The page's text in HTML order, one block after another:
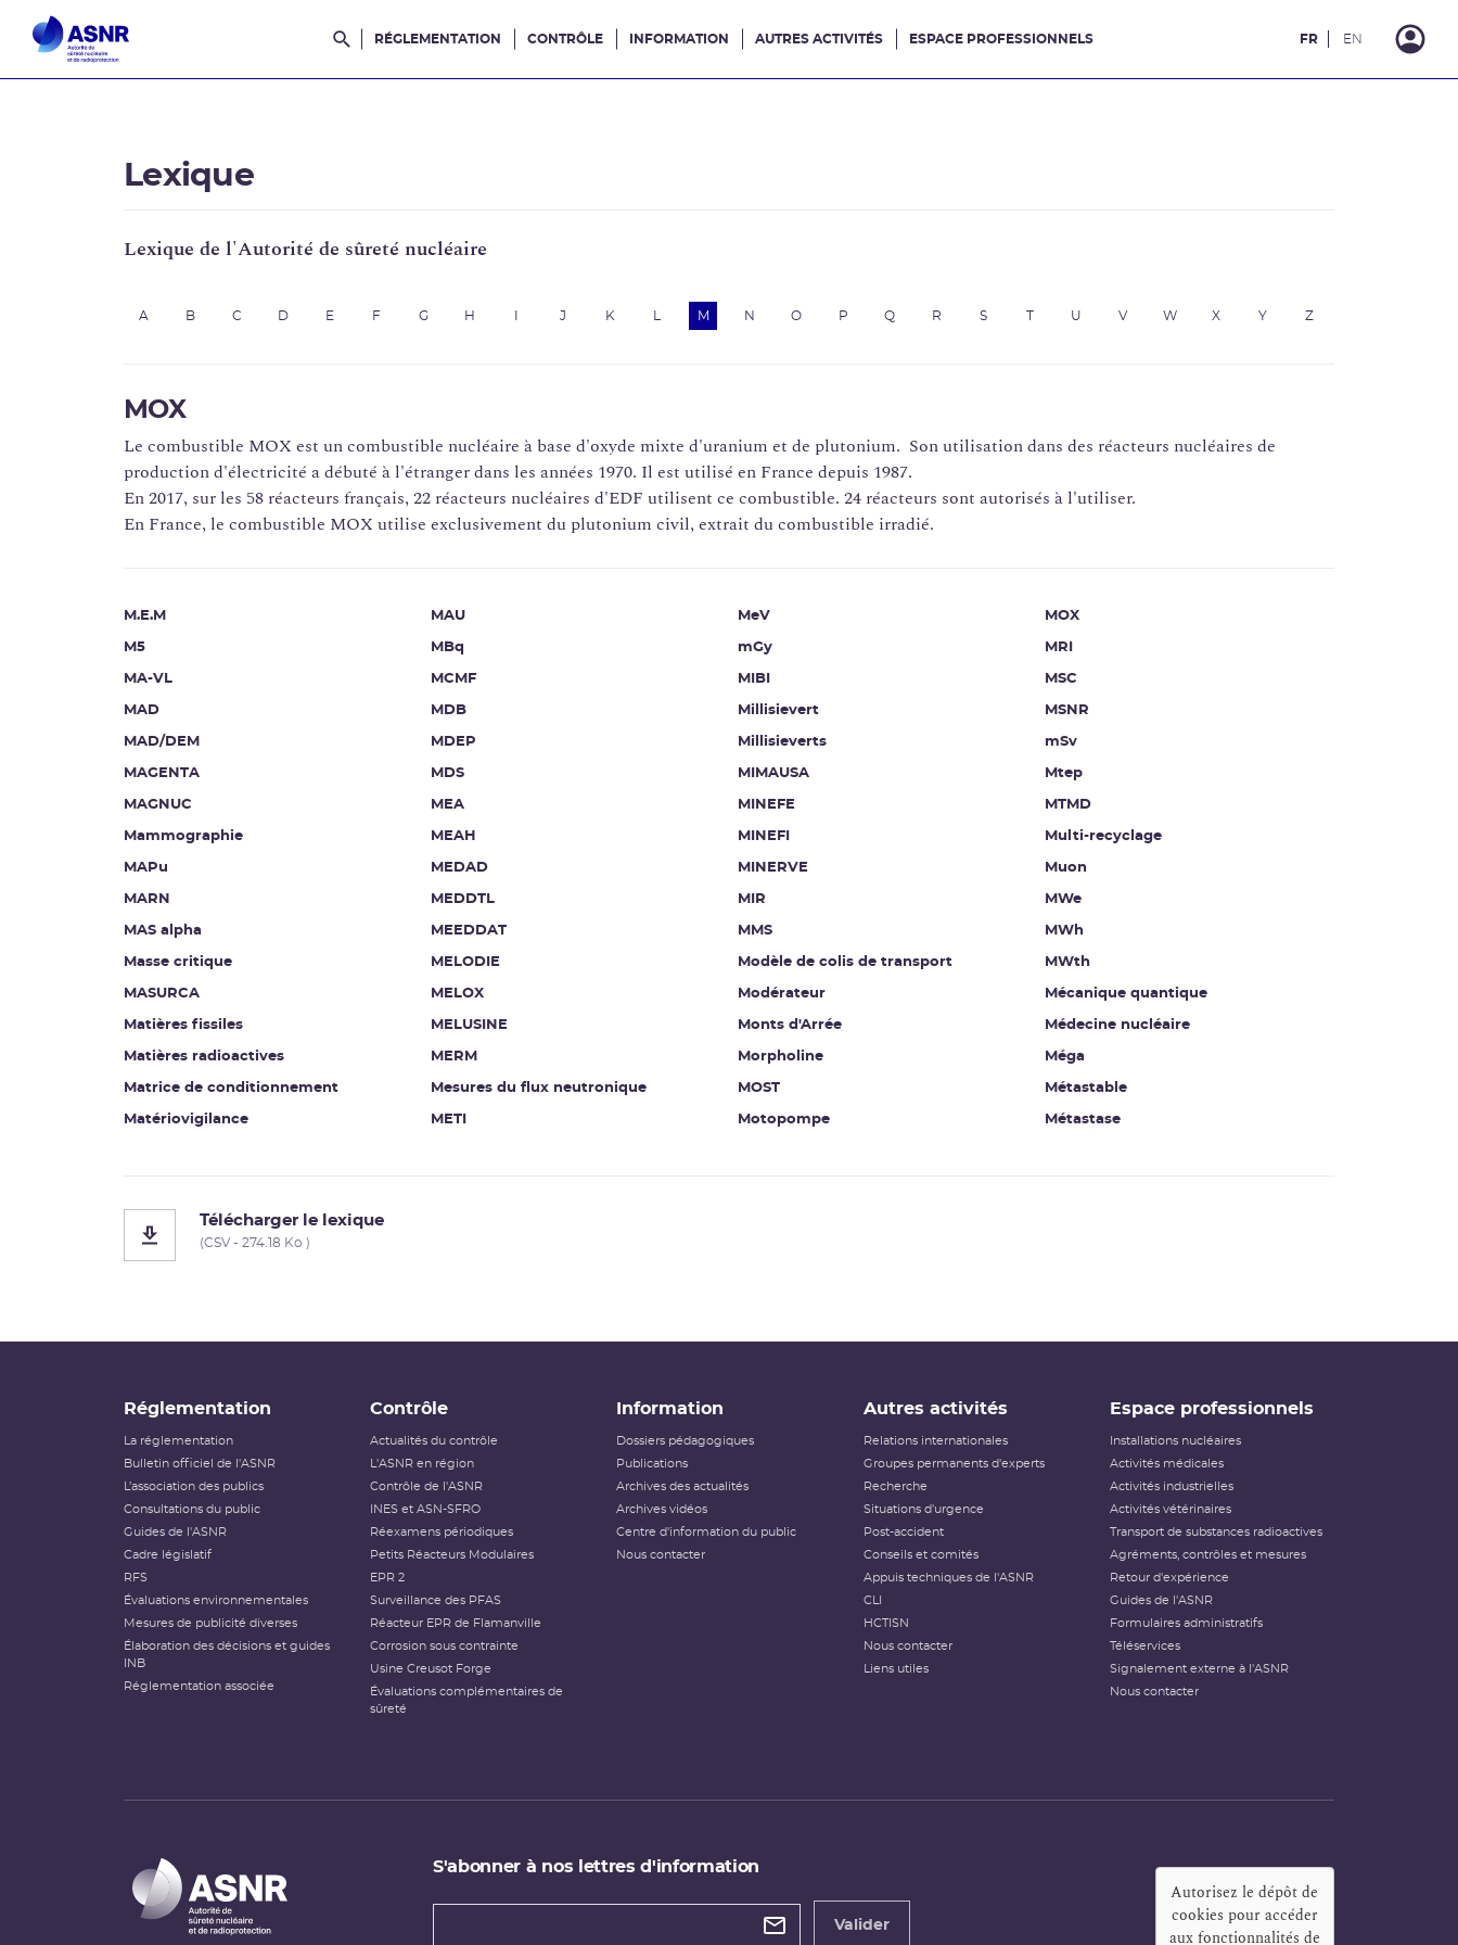
Rechercher dans le site
RÉGLEMENTATION CONTRÔLE INFORMATION AUTRES ACTIVITÉS ESPACE PROFESSIONNELS FR EN
Lexique
Lexique de l'Autorité de sûreté nucléaire
A B C D E F G H J K M N O P Q R S T U V W X Y Z
MOX
Le combustible MOX est un combustible nucléaire à base d'oxyde mixte d'uranium et de plutonium. Son utilisation dans des réacteurs nucléaires de
production d'électricité a débuté à l'étranger dans les années 1970. Il est utilisé en France depuis 1987.
En 2017, sur les 58 réacteurs français, 22 réacteurs nucléaires d'EDF utilisent ce combustible. 24 réacteurs sont autorisés à l'utiliser.
En France, le combustible MOX utilise exclusivement du plutonium civil, extrait du combustible irradié.
M.E.M
M5
MA-VL
MAD
MAD/DEM
MAGENTA
MAGNUC
Mammographie
MAPu
MARN
MAS alpha
Masse critique
MASURCA
Matières fissiles
Matières radioactives
Matrice de conditionnement
Matériovigilance
MAU
MBq
MCMF
MDB
MDEP
MDS
MEA
MEAH
MEDAD
MEDDTL
MEEDDAT
MELODIE
MELOX
MELUSINE
MERM
Mesures du flux neutronique
METI
MeV
mGy
MIBI
Millisievert
Millisieverts
MIMAUSA
MINEFE
MINEFI
MINERVE
MIR
MMS
Modèle de colis de transport
Modérateur
Monts d'Arrée
Morpholine
MOST
Motopompe
MOX
MRI
MSC
MSNR
mSv
Mtep
MTMD
Multi-recyclage
Muon
MWe
MWh
MWth
Mécanique quantique
Médecine nucléaire
Méga
Métastable
Métastase
Télécharger le lexique
(CSV - 274.18 Ko )
Réglementation
La réglementation
Bulletin officiel de l'ASNR
L’association des publics
Consultations du public
Guides de l'ASNR
Cadre législatif
RFS
Évaluations environnementales
Mesures de publicité diverses
Élaboration des décisions et guides
INB
Réglementation associée
Contrôle
Actualités du contrôle
L'ASNR en région
Contrôle de l'ASNR
INES et ASN-SFRO
Réexamens périodiques
Petits Réacteurs Modulaires
EPR 2
Surveillance des PFAS
Réacteur EPR de Flamanville
Corrosion sous contrainte
Usine Creusot Forge
Évaluations complémentaires de
sûreté
Information
Dossiers pédagogiques
Publications
Archives des actualités
Archives vidéos
Centre d'information du public
Nous contacter
Autres activités
Relations internationales
Groupes permanents d'experts
Recherche
Situations d'urgence
Post-accident
Conseils et comités
Appuis techniques de l'ASNR
CLI
HCTISN
Nous contacter
Liens utiles
Espace professionnels
Installations nucléaires
Activités médicales
Activités industrielles
Activités vétérinaires
Transport de substances radioactives
Agréments, contrôles et mesures
Retour d'expérience
Guides de l'ASNR
Formulaires administratifs
Téléservices
Signalement externe à l'ASNR
Nous contacter
S'abonner à nos lettres d'information
Valider
Autorisez le dépôt de
cookies pour accéder
aux fonctionnalités de